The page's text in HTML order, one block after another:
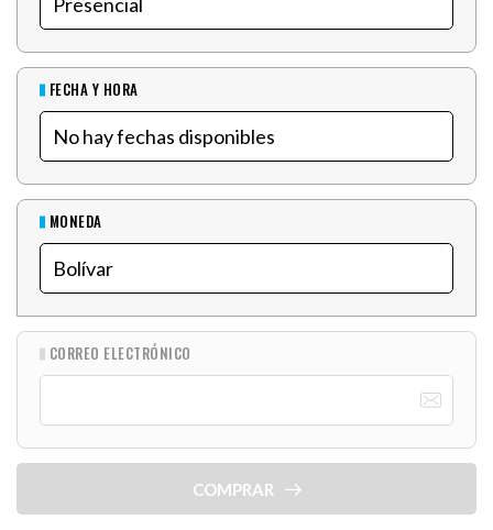
FECHA Y HORA
MONEDA
CORREO ELECTRÓNICO
COMPRAR